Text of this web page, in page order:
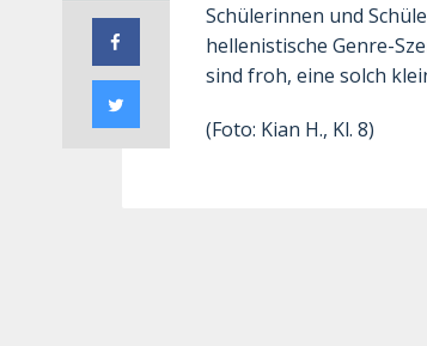
Schülerinnen und
hellenistische Genre-
sind froh, eine solch
(Foto: Kian H., Kl. 8)